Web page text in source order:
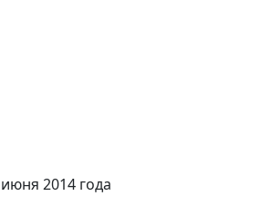
2014 года